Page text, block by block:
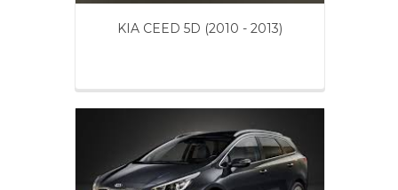
KIA CEED 5D (2010 - 2013)